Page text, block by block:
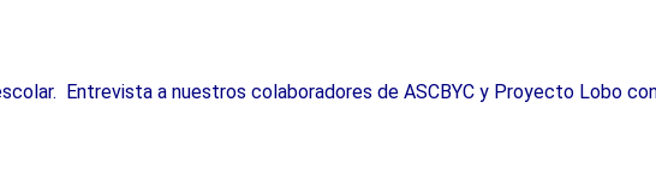
Entrevista a nuestros colaboradores de ASCBYC y Proyecto Lobo